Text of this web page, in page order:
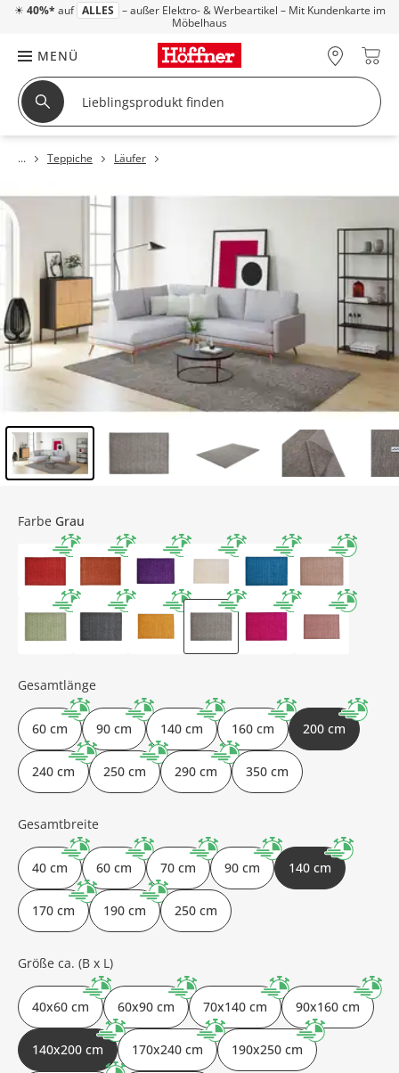
☀ 40%* auf ALLES – außer Elektro- & Werbeartikel – Mit Kundenkarte im
Möbelhaus
MENÜ
Teppiche Läufer
Farbe Grau
Gesamtlänge
60 cm 90 cm 140 cm 160 cm 200 cm
240 cm 250 cm 290 cm 350 cm
Gesamtbreite
40 cm 60 cm 70 cm 90 cm 140 cm
170 cm 190 cm 250 cm
Größe ca. (B x L)
40x60 cm 60x90 cm 70x140 cm 90x160 cm
140x200 cm 170x240 cm 190x250 cm